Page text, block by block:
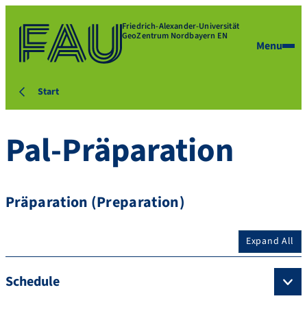
Friedrich-Alexander-Universität
GeoZentrum Nordbayern EN
Menu
Start
Pal-Präparation
Präparation (Preparation)
Expand All
Schedule